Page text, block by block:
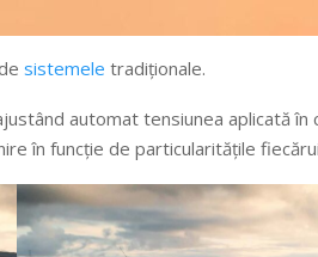
sistemele tradiționale.
automat tensiunea aplicată în
în funcție de particularitățile